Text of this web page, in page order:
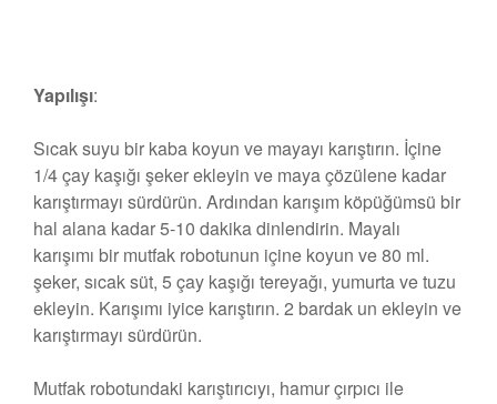
Yapılışı:
Sıcak suyu bir kaba koyun ve mayayı karıştırın. İçine
1/4 çay kaşığı şeker ekleyin ve maya çözülene kadar
karıştırmayı sürdürün. Ardından karışım köpüğümsü bir
hal alana kadar 5-10 dakika dinlendirin. Mayalı
karışımı bir mutfak robotunun içine koyun ve 80 ml.
şeker, sıcak süt, 5 çay kaşığı tereyağı, yumurta ve tuzu
ekleyin. Karışımı iyice karıştırın. 2 bardak un ekleyin ve
karıştırmayı sürdürün.
Mutfak robotundaki karıştırıcıyı, hamur çırpıcı ile